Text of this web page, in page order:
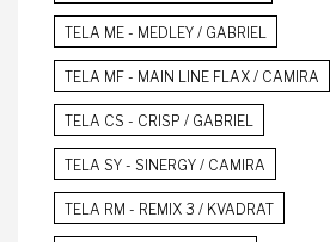
TELA ME - MEDLEY / GABRIEL
TELA MF - MAIN LINE FLAX / CAMIRA
TELA CS - CRISP / GABRIEL
TELA SY - SINERGY / CAMIRA
TELA RM - REMIX 3 / KVADRAT